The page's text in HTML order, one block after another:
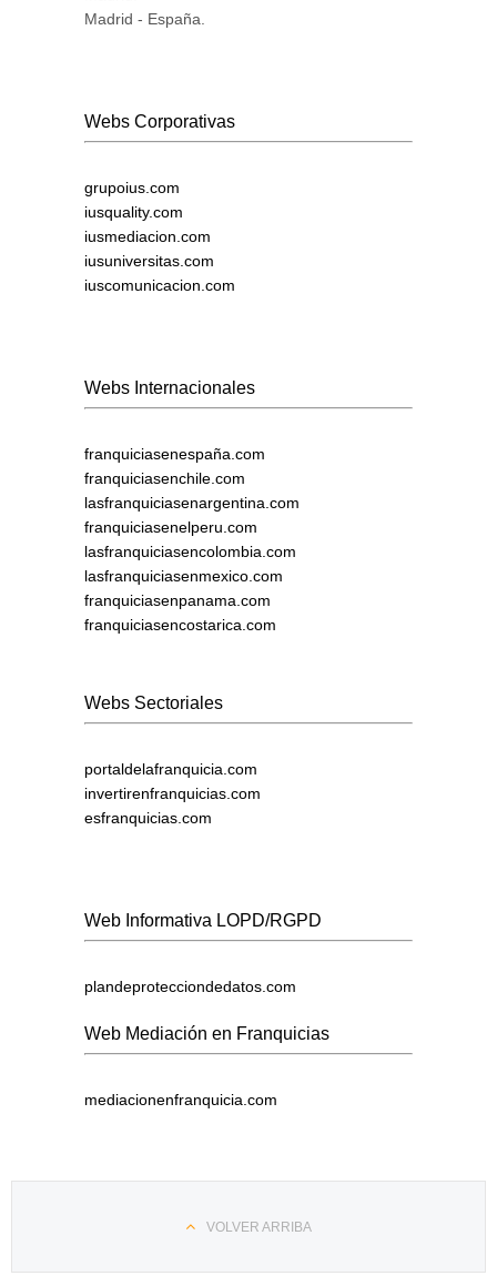
Madrid - España.
Webs Corporativas
grupoius.com
iusquality.com
iusmediacion.com
iusuniversitas.com
iuscomunicacion.com
Webs Internacionales
franquiciasenespaña.com
franquiciasenchile.com
lasfranquiciasenargentina.com
franquiciasenelperu.com
lasfranquiciasencolombia.com
lasfranquiciasenmexico.com
franquiciasenpanama.com
franquiciasencostarica.com
Webs Sectoriales
portaldelafranquicia.com
invertirenfranquicias.com
esfranquicias.com
Web Informativa LOPD/RGPD
plandeprotecciondedatos.com
Web Mediación en Franquicias
mediacionenfranquicia.com
VOLVER ARRIBA